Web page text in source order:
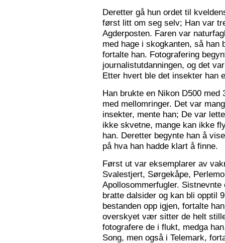
Deretter gå hun ordet til
først litt om seg selv; Han var
Agderposten. Faren var
med hage i skogkanten, så han
fortalte han. Fotografering
journalistutdanningen, og det
Etter hvert ble det insekter han
Han brukte en Nikon D500
med mellomringer. Det var
insekter, mente han; De var
ikke skvetne, mange kan ikke
han. Deretter begynte han å
på hva han hadde klart å finne.
Først ut var eksemplarer av
Svalestjert, Sørgekåpe,
Apollosommerfugler.
bratte dalsider og kan bli opptil
bestanden opp igjen, fortalte
overskyet vær sitter de helt
fotografere de i flukt, medga
Song, men også i Telemark,